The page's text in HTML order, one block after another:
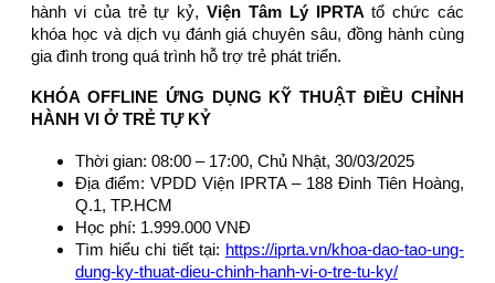
hành vi của trẻ tự kỷ, Viện Tâm Lý IPRTA tổ chức các
khóa học và dịch vụ đánh giá chuyên sâu, đồng hành cùng
gia đình trong quá trình hỗ trợ trẻ phát triển.
KHÓA OFFLINE ỨNG DỤNG KỸ THUẬT ĐIỀU CHỈNH
HÀNH VI Ở TRẺ TỰ KỶ
Thời gian: 08:00 – 17:00, Chủ Nhật, 30/03/2025
Địa điểm: VPDD Viện IPRTA – 188 Đinh Tiên Hoàng,
Q.1, TP.HCM
Học phí: 1.999.000 VNĐ
Tìm hiểu chi tiết tại: https://iprta.vn/khoa-dao-tao-ung-
dung-ky-thuat-dieu-chinh-hanh-vi-o-tre-tu-ky/